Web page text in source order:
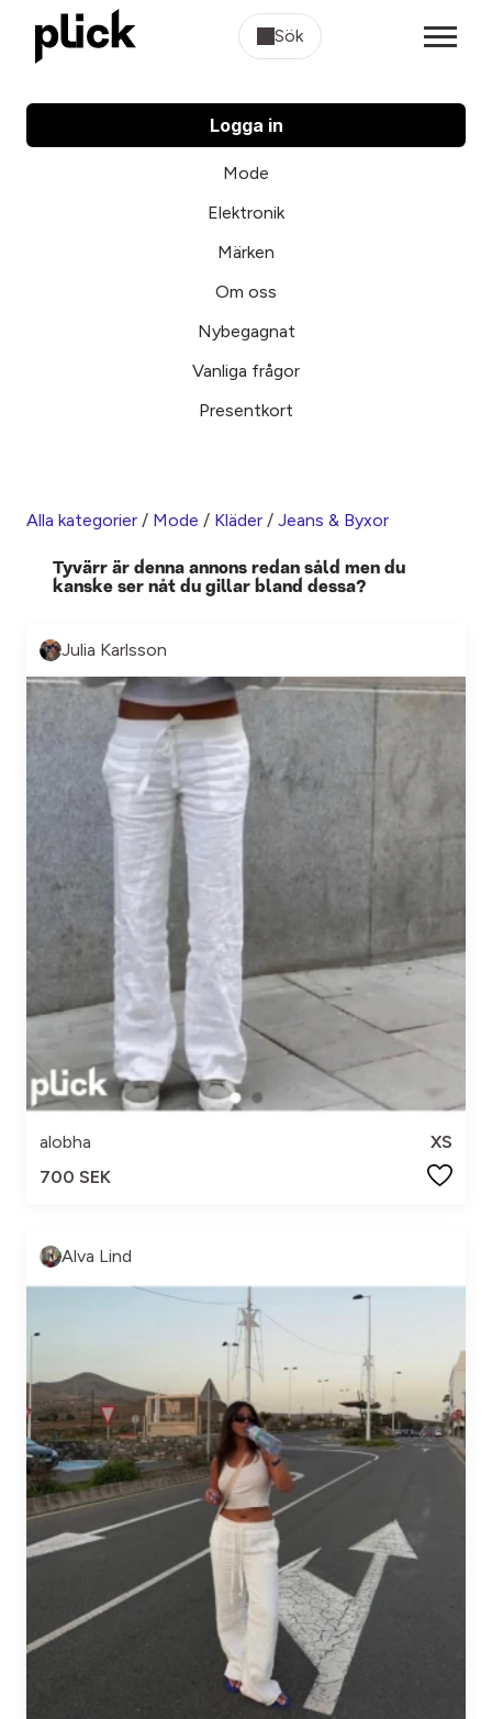
Sök
Logga in
Mode
Elektronik
Märken
Om oss
Nybegagnat
Vanliga frågor
Presentkort
Alla kategorier / Mode / Kläder / Jeans & Byxor
Tyvärr är denna annons redan såld men du
kanske ser nåt du gillar bland dessa?
Julia Karlsson
alobha
XS
700 SEK
Alva Lind